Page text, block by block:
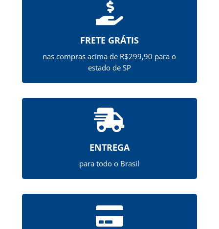

FRETE GRÁTIS
nas compras acima de R$299,90 para o
estado de SP

ENTREGA
para todo o Brasil
